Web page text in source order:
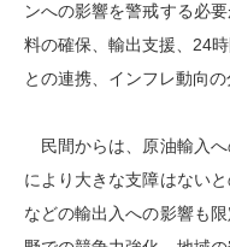
ンへの影響を警戒する必
料の確保、輸出支援、24
との連携、インフレ動向
民間からは、原油輸入
により大きな支障はない
などの輸出入への影響も